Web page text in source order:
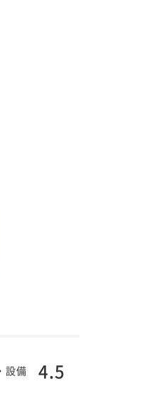
設備 4.5